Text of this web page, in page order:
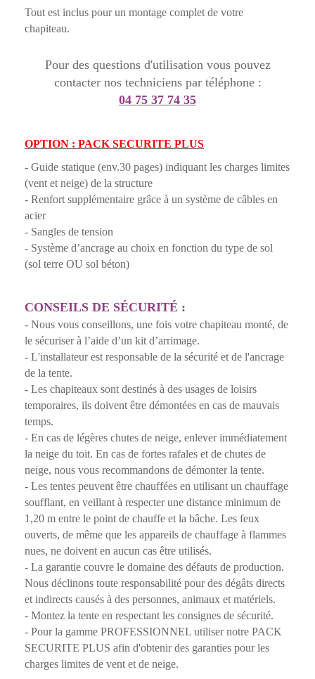
Tout est inclus pour un montage complet de votre
chapiteau.
Pour des questions d'utilisation vous pouvez
contacter nos techniciens par téléphone :
04 75 37 74 35
OPTION : PACK SECURITE PLUS
- Guide statique (env.30 pages) indiquant les charges limites
(vent et neige) de la structure
- Renfort supplémentaire grâce à un système de câbles en
acier
- Sangles de tension
- Système d’ancrage au choix en fonction du type de sol
(sol terre OU sol béton)
CONSEILS DE SÉCURITÉ :
- Nous vous conseillons, une fois votre chapiteau monté, de
le sécuriser à l’aide d’un kit d’arrimage.
- L'installateur est responsable de la sécurité et de l'ancrage
de la tente.
- Les chapiteaux sont destinés à des usages de loisirs
temporaires, ils doivent être démontées en cas de mauvais
temps.
- En cas de légères chutes de neige, enlever immédiatement
la neige du toit. En cas de fortes rafales et de chutes de
neige, nous vous recommandons de démonter la tente.
- Les tentes peuvent être chauffées en utilisant un chauffage
soufflant, en veillant à respecter une distance minimum de
1,20 m entre le point de chauffe et la bâche. Les feux
ouverts, de même que les appareils de chauffage à flammes
nues, ne doivent en aucun cas être utilisés.
- La garantie couvre le domaine des défauts de production.
Nous déclinons toute responsabilité pour des dégâts directs
et indirects causés à des personnes, animaux et matériels.
- Montez la tente en respectant les consignes de sécurité.
- Pour la gamme PROFESSIONNEL utiliser notre PACK
SECURITE PLUS afin d'obtenir des garanties pour les
charges limites de vent et de neige.